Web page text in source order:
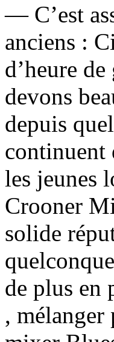
— C’est
anciens :
d’heure
devons
depuis
continuent
les jeunes
Crooner
solide
de plus en
, mélanger